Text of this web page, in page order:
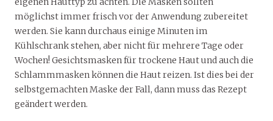
möglichst immer frisch vor der Anwendung zubereitet
werden. Sie kann durchaus einige Minuten im
Kühlschrank stehen, aber nicht für mehrere Tage oder
Wochen! Gesichtsmasken für trockene Haut und auch die
Schlammmasken können die Haut reizen. Ist dies bei der
selbstgemachten Maske der Fall, dann muss das Rezept
geändert werden.